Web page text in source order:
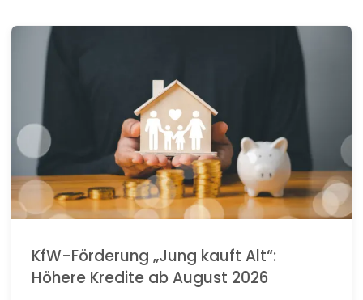
KfW-Förderung „Jung kauft Alt“:
Höhere Kredite ab August 2026